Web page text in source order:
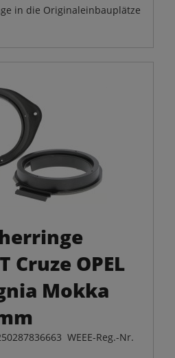
in die Originaleinbauplätze
Cruze OPEL
Mokka
WEEE-Reg.-Nr.